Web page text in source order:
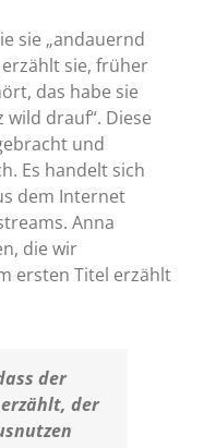
sie „andauernd
sie, früher
das habe sie
wild drauf“. Diese
und
Es handelt sich
dem Internet
Anna
die wir
ersten Titel erzählt
der
der